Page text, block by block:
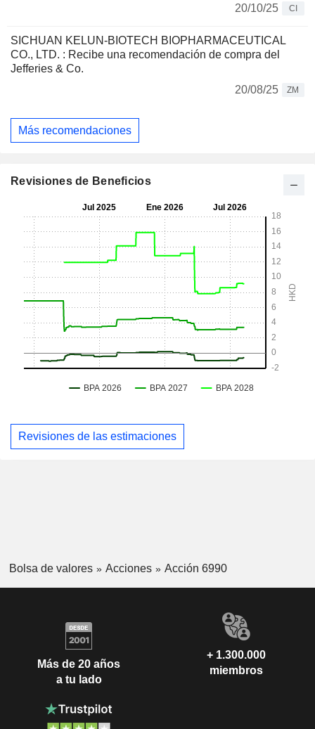
20/10/25
CI
SICHUAN KELUN-BIOTECH BIOPHARMACEUTICAL
CO., LTD. : Recibe una recomendación de compra del
Jefferies & Co.
20/08/25
ZM
Más recomendaciones
Revisiones de Beneficios
Revisiones de las estimaciones
Bolsa de valores Acciones Acción 6990
Más de 20 años
a tu lado
+ 1.300.000
miembros